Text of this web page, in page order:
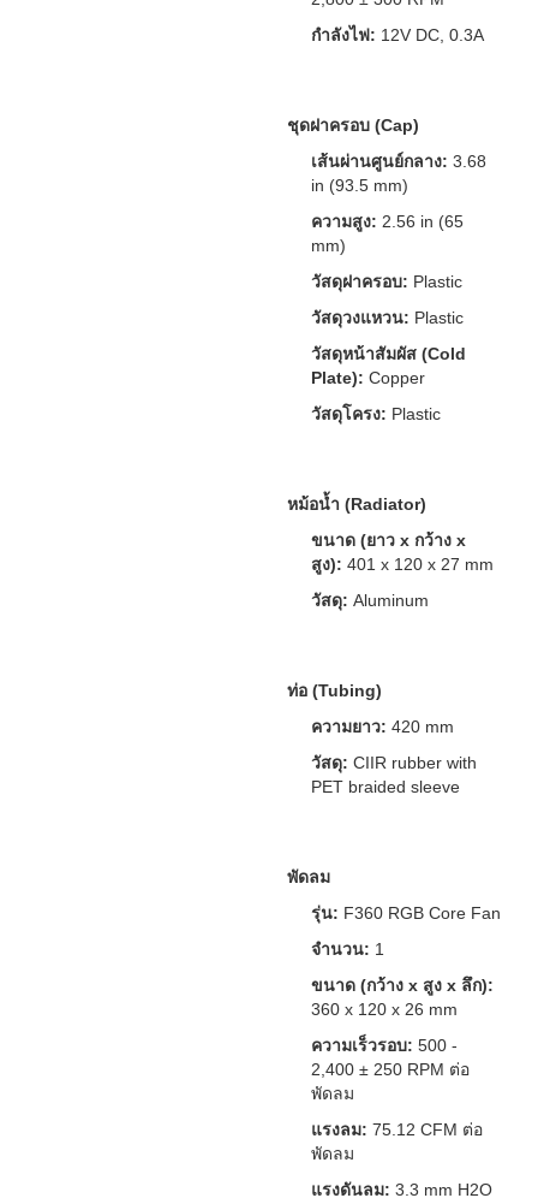
กำลังไฟ: 12V DC, 0.3A
ชุดฝาครอบ (Cap)
เส้นผ่านศูนย์กลาง: 3.68
in (93.5 mm)
ความสูง: 2.56 in (65
mm)
วัสดุฝาครอบ: Plastic
วัสดุวงแหวน: Plastic
วัสดุหน้าสัมผัส (Cold
Plate): Copper
วัสดุโครง: Plastic
หม้อน้ำ (Radiator)
ขนาด (ยาว x กว้าง x
สูง): 401 x 120 x 27 mm
วัสดุ: Aluminum
ท่อ (Tubing)
ความยาว: 420 mm
วัสดุ: CIIR rubber with
PET braided sleeve
พัดลม
รุ่น: F360 RGB Core Fan
จำนวน: 1
ขนาด (กว้าง x สูง x ลึก):
360 x 120 x 26 mm
ความเร็วรอบ: 500 -
2,400 ± 250 RPM ต่อ
พัดลม
แรงลม: 75.12 CFM ต่อ
พัดลม
แรงดันลม: 3.3 mm H2O